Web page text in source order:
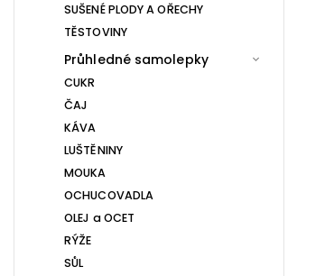
SUŠENÉ PLODY A OŘECHY
TĚSTOVINY
Průhledné samolepky
CUKR
ČAJ
KÁVA
LUŠTĚNINY
MOUKA
OCHUCOVADLA
OLEJ a OCET
RÝŽE
SŮL